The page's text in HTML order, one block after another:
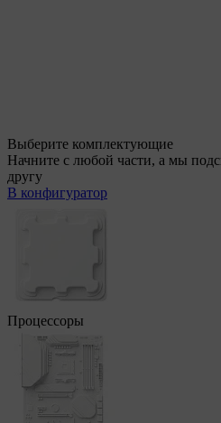
Выберите комплектующие
Начните с любой части, а мы
другу
В конфигуратор
Процессоры